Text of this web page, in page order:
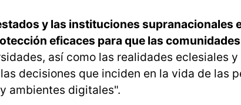
y las instituciones supranacionales
eficaces para que las
así como las realidades eclesiales
decisiones que inciden en la vida de las
ambientes digitales".